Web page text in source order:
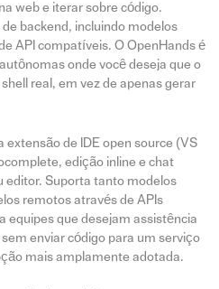
web e iterar sobre código.
backend, incluindo modelos
API compatíveis. O OpenHands é
onde você deseja que o
real, em vez de apenas gerar
de IDE open source (VS
edição inline e chat
editor. Suporta tanto modelos
remotos através de APIs
equipes que desejam assistência
enviar código para um serviço
mais amplamente adotada.